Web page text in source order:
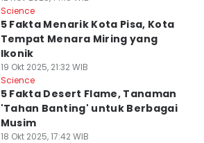
Science
5 Fakta Menarik Kota Pisa, Kota
Tempat Menara Miring yang
Ikonik
19 Okt 2025, 21:32 WIB
Science
5 Fakta Desert Flame, Tanaman
'Tahan Banting' untuk Berbagai
Musim
18 Okt 2025, 17:42 WIB